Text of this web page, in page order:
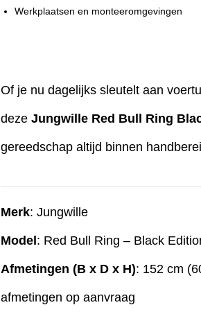
Werkplaatsen en monteeromgevingen
Of je nu dagelijks sleutelt aan
deze Jungwille Red Bull Ring
gereedschap altijd binnen
Merk: Jungwille
Model : Red Bull Ring – Black
Afmetingen (B x D x H): 152 cm
afmetingen op aanvraag